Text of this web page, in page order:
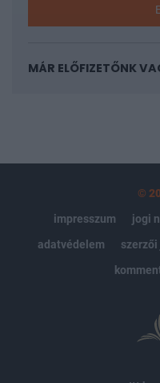
MÁR ELŐFIZETŐNK
©
impresszum
jogi
adatvédelem
szerzői